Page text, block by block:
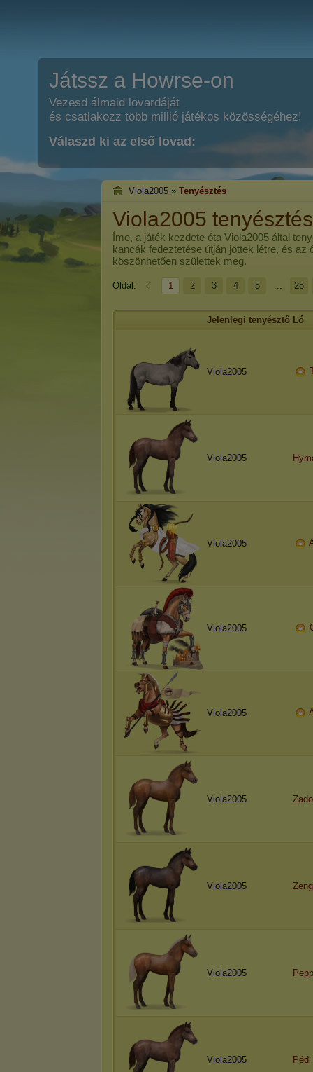
Játssz a Howrse-on
Vezesd álmaid lovardáját
és csatlakozz több millió játékos közösségéhez!
Válaszd ki az első lovad:
Viola2005 » Tenyésztés
Viola2005
Íme, a játék kezdete óta Viola2005 által
kancák fedeztetése útján jöttek létre, és az
köszönhetően születtek meg.
Oldal: 1 2 3 4 5 ... 28
Jelenlegi tenyésztő Ló
Viola2005
Viola2005
Viola2005
Viola2005
Viola2005
Viola2005
Viola2005
Viola2005 Pepp
Viola2005 Pédi